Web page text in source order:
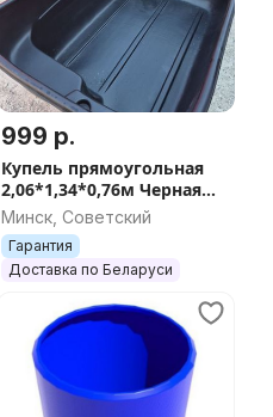
999 р.
Купель прямоугольная
2,06*1,34*0,76м Черная
РАСПРОДАЖА
Минск, Советский
Гарантия
Доставка по Беларуси